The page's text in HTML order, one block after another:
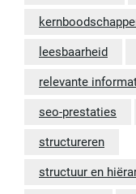
leesbaarheid
relevante
seo-prestaties
structureren
structuur en